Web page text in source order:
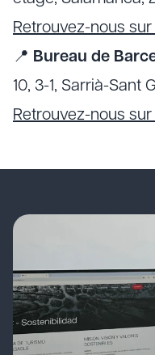
Retrouvez-nous
📍 Bureau de
10, 3-1, Sarrià-Sant
Retrouvez-nous